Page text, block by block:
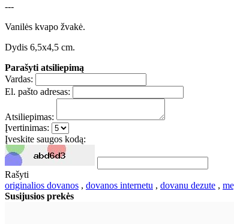
---
Vanilės kvapo žvakė.
Dydis 6,5x4,5 cm.
Parašyti atsiliepimą
Vardas:
El. pašto adresas:
Atsiliepimas:
Įvertinimas:
Įveskite saugos kodą:
Rašyti
originalios dovanos , dovanos internetu , dovanu dezute ,
Susijusios prekės